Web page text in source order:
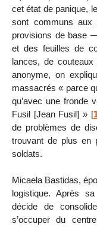
cet état de panique,
sont communs aux
provisions de base
et des feuilles de
lances, de
anonyme, on
massacrés « parce
qu’avec une fronde
Fusil [Jean Fusil] » [
de problèmes de
trouvant de plus en
soldats.
Micaela Bastidas,
logistique. Après
décide de
s’occuper du